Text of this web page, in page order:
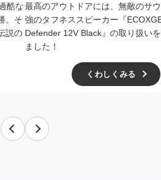
酷な
。そ
説の
最高のアウトドアには、無敵のサ
強のタフネススピーカー『
Defender 12V Black』の取り扱い
ました！
くわしくみる